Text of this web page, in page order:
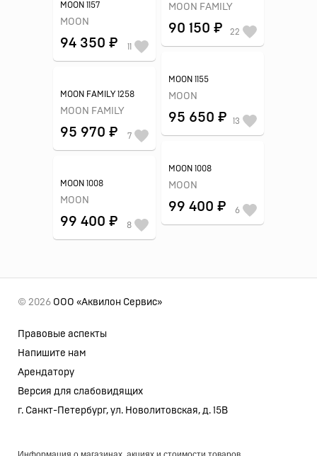
MOON FAMILY
90 150 ₽ 22
MOON 1157
MOON
94 350 ₽ 11
MOON 1155
MOON
95 650 ₽ 13
MOON FAMILY 1258
MOON FAMILY
95 970 ₽ 7
MOON 1008
MOON
99 400 ₽ 6
MOON 1008
MOON
99 400 ₽ 8
© 2026 ООО «Аквилон Сервис»
Правовые аспекты
Напишите нам
Арендатору
Версия для слабовидящих
г. Санкт-Петербург, ул. Новолитовская, д. 15В